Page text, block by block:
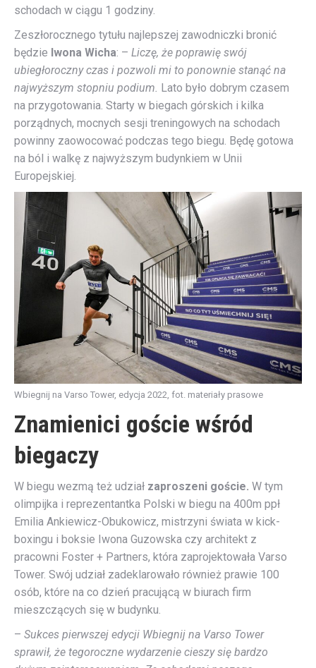
schodach w ciągu 1 godziny.
Zeszłorocznego tytułu najlepszej zawodniczki bronić
będzie Iwona Wicha: – Liczę, że poprawię swój
ubiegłoroczny czas i pozwoli mi to ponownie stanąć na
najwyższym stopniu podium. Lato było dobrym czasem
na przygotowania. Starty w biegach górskich i kilka
porządnych, mocnych sesji treningowych na schodach
powinny zaowocować podczas tego biegu. Będę gotowa
na ból i walkę z najwyższym budynkiem w Unii
Europejskiej.
Wbiegnij na Varso Tower, edycja 2022, fot. materiały prasowe
Znamienici goście wśród
biegaczy
W biegu wezmą też udział zaproszeni goście. W tym
olimpijka i reprezentantka Polski w biegu na 400m ppł
Emilia Ankiewicz-Obukowicz, mistrzyni świata w kick-
boxingu i boksie Iwona Guzowska czy architekt z
pracowni Foster + Partners, która zaprojektowała Varso
Tower. Swój udział zadeklarowało również prawie 100
osób, które na co dzień pracującą w biurach firm
mieszczących się w budynku.
– Sukces pierwszej edycji Wbiegnij na Varso Tower
sprawił, że tegoroczne wydarzenie cieszy się bardzo